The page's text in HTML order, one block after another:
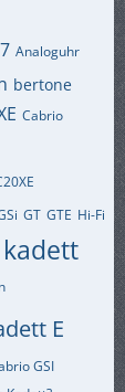
Analoguhr
bertone
Cabrio
GT GTE Hi-Fi
kadett
E
GSI